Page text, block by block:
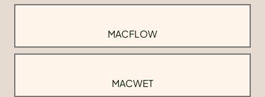
MACFLOW
MACWET